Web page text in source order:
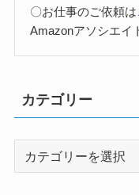
〇お仕事のご依頼は
Amazonアソシエイ
カテゴリー